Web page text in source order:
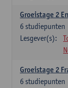
Groeistage 2
6 studiepunten
Lesgever(s):
Groeistage 2
6 studiepunten